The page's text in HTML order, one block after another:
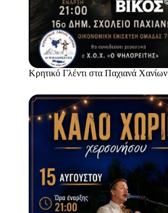
Κρητικό Γλέντι στα Παχιανά Χανίων